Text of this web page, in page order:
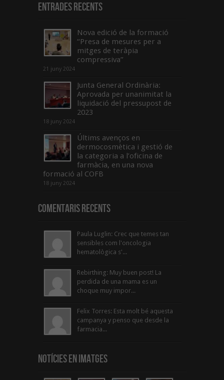
Entrades recents
Nova edició de la formació
“Presa de mesures per a
mitges de teràpia
compressiva”
21 juny 2024
Junta General Ordinària:
Aprovada per unanimitat la
liquidació del pressupost de
2023
18 juny 2024
Últims avenços en
dermocosmètica i gestió de
la categoria a l’oficina de
farmàcia, en una nova
formació al COFB
18 juny 2024
Comentaris Recents
Paula Luglin: Crec que temes tan
sensibles com l'oncologia
hematològica s'...
Rebirthing: Muy buen post! La
perdida de una mama es un
choque muy impor...
Felix Torres: Esta molt bé aquesta
campanya y penso que desde la
farmacia...
Notícies en Imatges